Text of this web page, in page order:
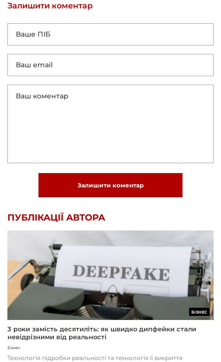
Залишити коментар
Залишити коментар
ПУБЛІКАЦІЇ АВТОРА
БІЗНЕС
3 роки замість десятиліть: як швидко дипфейки стали
невідрізними від реальності
Бізнес
Технологія підробки реальності та технологія її викриття